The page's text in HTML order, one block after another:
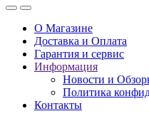
О Магазине
Доставка и Оплата
Гарантия и сервис
Информация
Новости и
Политика
Контакты